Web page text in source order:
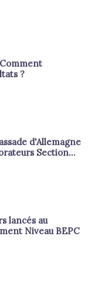
?
d'Allemagne
Section
lancés au
Niveau BEPC